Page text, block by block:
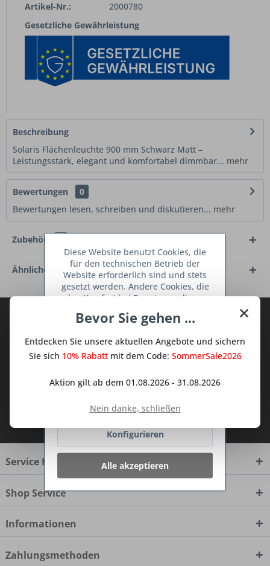
Artikel-Nr.:
2000780
Gesetzliche Gewährleistung
Beschreibung
Solaris Flächenleuchte 900 mm Schwarz Matt –
Leistungsstark, elegant und komfortabel dimmbar... mehr
Bewertungen
0
Bewertungen lesen, schreiben und diskutieren... mehr
Zubehör
Ähnliche Artikel
Abonnieren Sie den kostenlosen Deine
Sie keine Neuigkeit oder Aktion mehr aus
dem Traum Küchen - Shop.
Ich habe dieDatenschutzbestimmungen
zur Kenntnis genommen.
Service Hotline
Shop Service
Informationen
Zahlungsmethoden
×
Bevor Sie gehen ...
Entdecken Sie unsere aktuellen Angebote und sichern
Sie sich 10% Rabattmit dem Code: SommerSale2026
Aktion gilt ab dem 01.08.2026 - 31.08.2026
Nein danke, schließen
Diese Website benutzt Cookies, die
für den technischen Betrieb der
Website erforderlich sind und stets
gesetzt werden. Andere Cookies, die
den Komfort bei Benutzung dieser
dienen oder die Interaktion mit
Netzwerken vereinfachen sollen,
werden nur mit Ihrer Zustimmung
Ablehnen
Konfigurieren
Alle akzeptieren